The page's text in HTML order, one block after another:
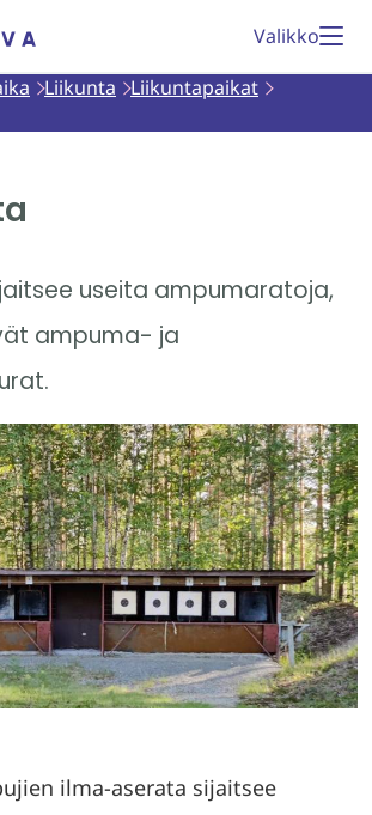
Valikko
Liikunta Liikuntapaikat
useita ampumaratoja,
ampuma- ja
ilma-aserata sijaitsee